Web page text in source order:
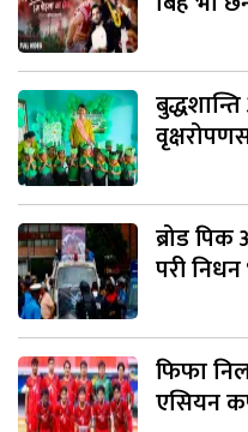
ब्रोड
परी
फिफा
एसियन